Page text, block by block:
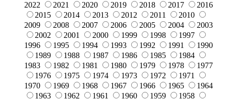
2022
2021 2020 2019 2018 2017
2016
2015
2014 2013 2012 2011
2010
2009
2008 2007 2006 2005 2004
2003
2002
2001 2000 1999 1998
1997
1996
1995 1994 1993 1992 1991
1990
1989
1988 1987 1986 1985
1984
1983
1982 1981 1980 1979 1978
1977
1976
1975 1974 1973 1972
1971
1970
1969 1968 1967 1966 1965
1964
1963
1962 1961 1960 1959
1958